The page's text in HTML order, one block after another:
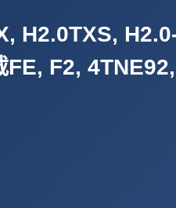
H2.0TXS,
FE, F2,